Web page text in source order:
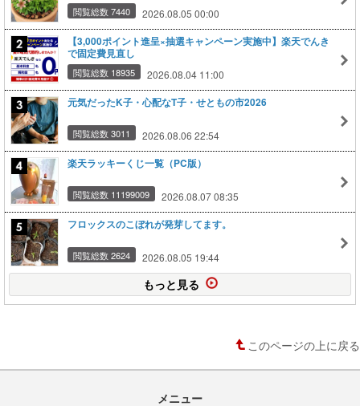
閲覧総数 7440 2026.08.05 00:00
【3,000ポイント進呈×抽選キャンペーン実施中】楽天でんき
で固定費見直し
閲覧総数 18935 2026.08.04 11:00
元気だったK子・心配なT子・せともの市2026
閲覧総数 3011 2026.08.06 22:54
楽天ラッキーくじ一覧（PC版）
閲覧総数 11199009 2026.08.07 08:35
フロックスのこぼれが発芽してます。
閲覧総数 2624 2026.08.05 19:44
もっと見る
このページの上に戻る
メニュー